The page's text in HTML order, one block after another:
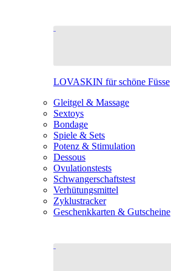
LOVASKIN für schöne Füsse
Gleitgel & Massage
Sextoys
Bondage
Spiele & Sets
Potenz & Stimulation
Dessous
Ovulationstests
Schwangerschaftstest
Verhütungsmittel
Zyklustracker
Geschenkkarten & Gutscheine